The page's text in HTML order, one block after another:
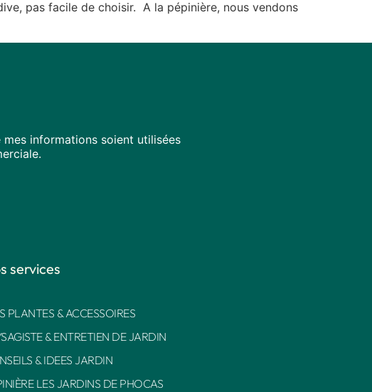
pas facile de choisir. A la pépinière, nous vendons
mes informations soient utilisées
services
PLANTES & ACCESSOIRES
& ENTRETIEN DE JARDIN
& IDEES JARDIN
LES JARDINS DE PHOCAS